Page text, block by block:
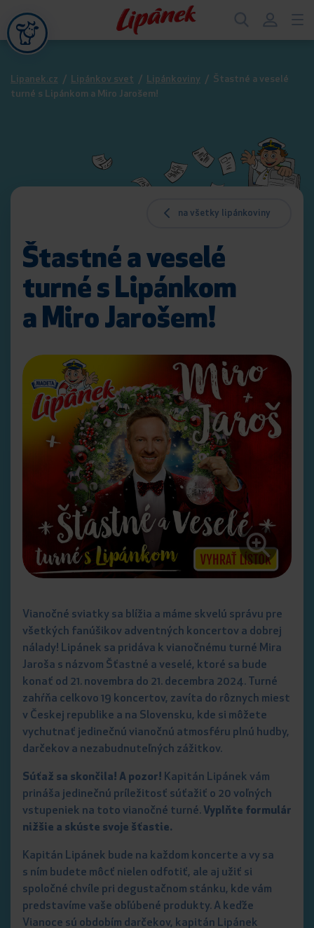
Lipanek.cz / Lipánkov svet / Lipánkoviny / Štastné a veselé
turné s Lipánkom a Miro Jarošem!
na všetky lipánkoviny
Štastné a veselé
turné s Lipánkom
a Miro Jarošem!
Vianočné sviatky sa blížia a máme skvelú správu pre
všetkých fanúšikov adventných koncertov a dobrej
nálady! Lipánek sa pridáva k vianočnému turné Mira
Jaroša s názvom Šťastné a veselé, ktoré sa bude
konať od 21. novembra do 21. decembra 2024. Turné
zahŕňa celkovo 19 koncertov, zavíta do rôznych miest
v Českej republike a na Slovensku, kde si môžete
vychutnať jedinečnú vianočnú atmosféru plnú hudby,
darčekov a nezabudnuteľných zážitkov.
Súťaž sa skončila! A pozor! Kapitán Lipánek vám
prináša jedinečnú príležitosť súťažiť o 20 voľných
vstupeniek na toto vianočné turné. Vyplňte formulár
nižšie a skúste svoje šťastie.
Kapitán Lipánek bude na každom koncerte a vy sa
s ním budete môcť nielen odfotiť, ale aj užiť si
spoločné chvíle pri degustačnom stánku, kde vám
predstavíme vaše obľúbené produkty. A keďže
Vianoce sú obdobím darčekov, kapitán Lipánek